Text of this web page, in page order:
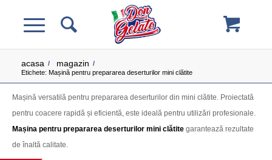
acasa / magazin /
Etichete: Mașină pentru prepararea deserturilor mini clătite
Mașină versatilă pentru prepararea deserturilor din mini clătite. Proiectată
pentru coacere rapidă și eficientă, este ideală pentru utilizări profesionale.
Mașina pentru prepararea deserturilor mini clătite garantează rezultate
de înaltă calitate.